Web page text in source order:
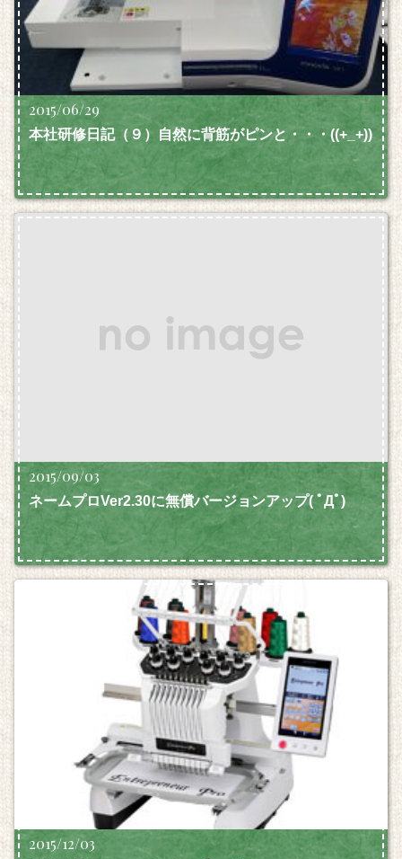
2015/06/29
本社研修日記（９）自然に背筋がピンと・・・((+_+))
2015/09/03
ネームプロVer2.30に無償バージョンアップ( ﾟДﾟ)
2015/12/03